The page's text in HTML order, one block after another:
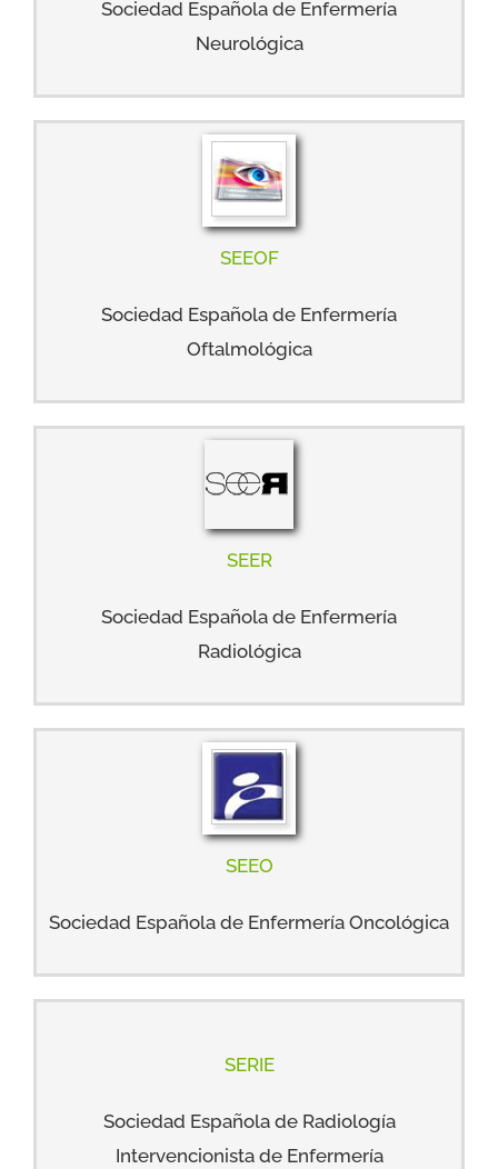
Sociedad Española de Enfermería
Neurológica
SEEOF
Sociedad Española de Enfermería
Oftalmológica
SEER
Sociedad Española de Enfermería
Radiológica
SEEO
Sociedad Española de Enfermería Oncológica
SERIE
Sociedad Española de Radiología
Intervencionista de Enfermería